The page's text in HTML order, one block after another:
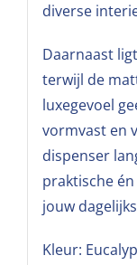
diverse
Daarnaast
terwijl de
luxegevoel
vormvast en
dispenser
praktische
jouw
Kleur: